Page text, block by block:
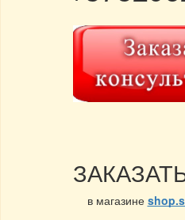
в магазине